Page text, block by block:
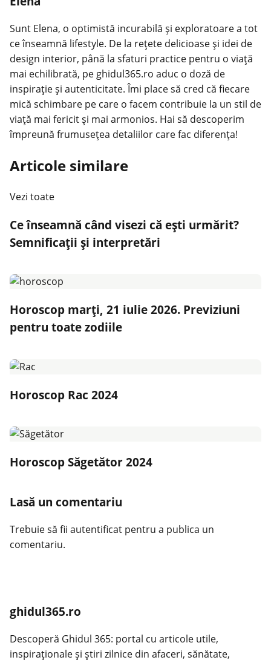
Sunt Elena, o optimistă incurabilă și exploratoare a tot
ce înseamnă lifestyle. De la rețete delicioase și idei de
design interior, până la sfaturi practice pentru o viață
mai echilibrată, pe ghidul365.ro aduc o doză de
inspirație și autenticitate. Îmi place să cred că fiecare
mică schimbare pe care o facem contribuie la un stil de
viață mai fericit și mai armonios. Hai să descoperim
împreună frumusețea detaliilor care fac diferența!
Articole similare
Vezi toate
Ce înseamnă când visezi că ești urmărit?
Semnificații și interpretări
Horoscop marți, 21 iulie 2026. Previziuni
pentru toate zodiile
Horoscop Rac 2024
Horoscop Săgetător 2024
Lasă un comentariu
Trebuie să fii autentificat pentru a publica un
comentariu.
ghidul365.ro
Descoperă Ghidul 365: portal cu articole utile,
inspiraționale și știri zilnice din afaceri, sănătate,